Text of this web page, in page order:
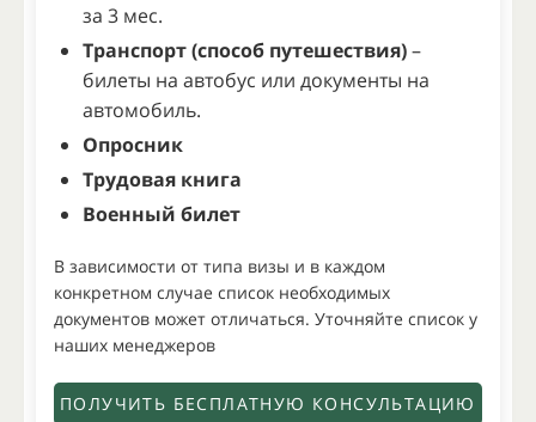
за 3 мес.
Транспорт (способ путешествия)–
билеты на автобус или документы на
автомобиль.
Опросник
Трудовая книга
Военный билет
В зависимости от типа визы и в каждом
конкретном случае список необходимых
документов может отличаться. Уточняйте список у
наших менеджеров
ПОЛУЧИТЬ БЕСПЛАТНУЮ КОНСУЛЬТАЦИЮ